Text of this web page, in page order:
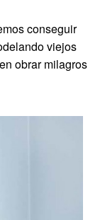
conseguir
viejos
obrar milagros